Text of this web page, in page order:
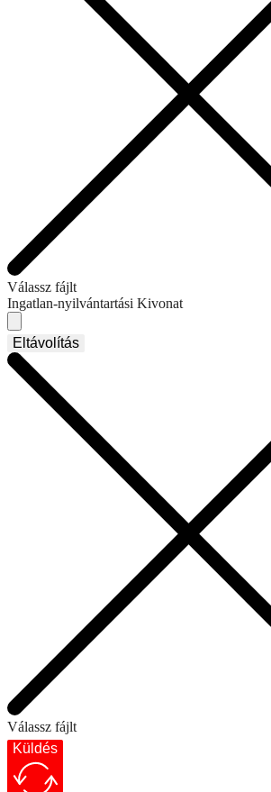
Válassz fájlt
Ingatlan-nyilvántartási Kivonat
Eltávolítás
Válassz fájlt
Küldés